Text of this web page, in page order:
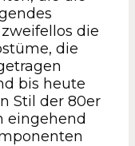
die
die
bis heute
Stil der 80er
eingehend